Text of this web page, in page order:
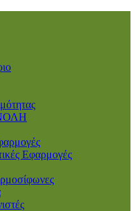
Eφαρμογές